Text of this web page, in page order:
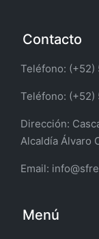
Contacto
Teléfono: (+52)
Teléfono: (+52)
Dirección:
Alcaldía Álvaro
Email:
Menú